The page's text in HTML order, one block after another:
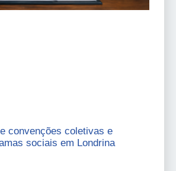
convenções coletivas e
sociais em Londrina